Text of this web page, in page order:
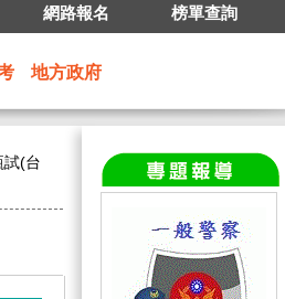
網路報名 榜單查詢
地方政府
試(台